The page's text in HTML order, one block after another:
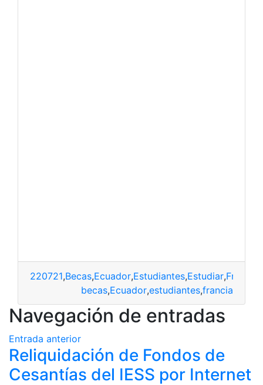
220721,Becas,Ecuador,Estudiantes,Estudiar,Francia
becas,Ecuador,estudiantes,francia
Navegación de entradas
Entrada anterior
Reliquidación de Fondos de
Cesantías del IESS por Internet